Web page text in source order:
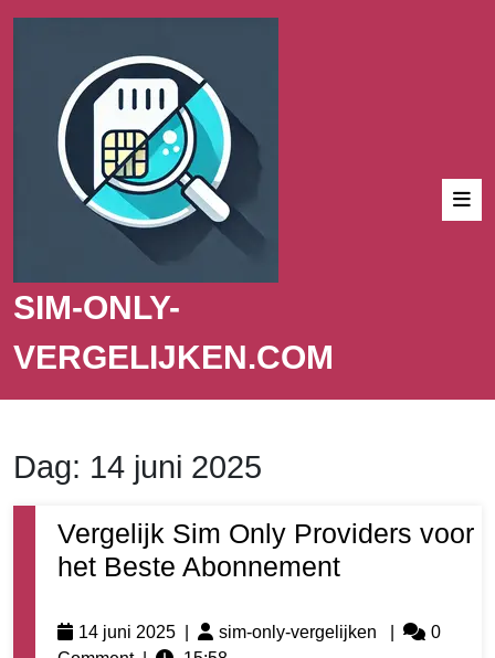
SIM-ONLY-
VERGELIJKEN.COM
Dag: 14 juni 2025
Vergelijk Sim Only Providers voor
het Beste Abonnement
14 juni 2025 sim-only-vergelijken
0